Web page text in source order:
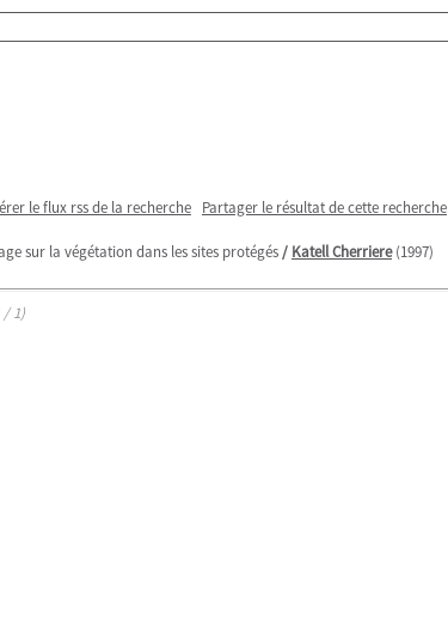
le flux rss de la recherche Partager le résultat de cette recherche
sur la végétation dans les sites protégés/ Katell Cherriere(1997)
/ 1)